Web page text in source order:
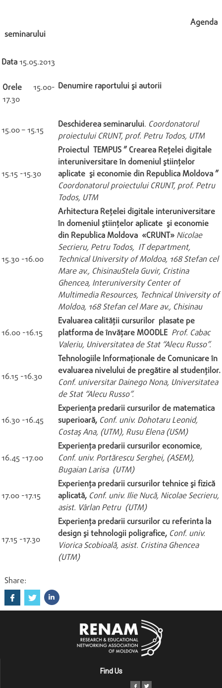
Agenda
seminarului
Data15.05.2013
Orele 15.00-
17.30
Denumire raportului şi autorii
15.00 – 15.15 Deschiderea seminarului. Coordonatorul
proiectului CRUNT, prof. Petru Todos, UTM
15.15 -15.30
Proiectul TEMPUS ” Crearea Reţelei digitale
interuniversitare în domeniul ştiinţelor
aplicate şi economie din Republica Moldova ”
Coordonatorul proiectului CRUNT, prof. Petru
Todos, UTM
15.30 -16.00
Arhitectura Reţelei digitale interuniversitare
în domeniul ştiinţelor aplicate şi economie
din Republica Moldova «CRUNT» Nicolae
Secrieru, Petru Todos, IT department,
Technical University of Moldoa, 168 Stefan cel
Mare av., ChisinauStela Guvir, Cristina
Ghencea, Interuniversity Center of
Multimedia Resources, Technical University of
Moldoa, 168 Stefan cel Mare av., Chisinau
16.00 -16.15
Evaluarea calităţii cursurilor plasate pe
platforma de învăţare MOODLE Prof. Cabac
Valeriu, Universitatea de Stat “Alecu Russo”.
16.15 -16.30
Tehnologiile Informaţionale de Comunicare în
evaluarea nivelului de pregătire al studenţilor.
Conf. universitar Dainego Nona, Universitatea
de Stat “Alecu Russo”.
16.30 -16.45
Experienţa predarii cursurilor de matematica
superioară, Conf. univ. Dohotaru Leonid,
Costaş Ana, (UTM), Rusu Elena (USM)
16.45 -17.00
Experienţa predarii cursurilor economice,
Conf. univ. Portărescu Serghei, (ASEM),
Bugaian Larisa (UTM)
17.00 -17.15
Experienţa predarii cursurilor tehnice şi fizică
aplicată, Conf. univ. Ilie Nucă, Nicolae Secrieru,
asist. Vârlan Petru (UTM)
17.15 -17.30
Experienţa predarii cursurilor cu referinta la
design şi tehnologii poligrafice, Conf. univ.
Viorica Scobioală, asist. Cristina Ghencea
(UTM)
Share:
Find Us